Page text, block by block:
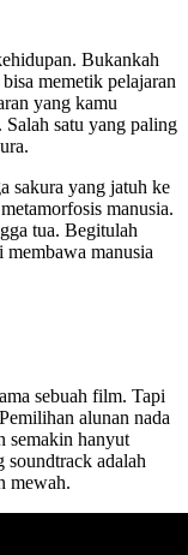
Bukankah
memetik pelajaran
yang kamu
satu yang paling
sakura yang jatuh ke
manusia.
tua. Begitulah
membawa manusia
sebuah film. Tapi
alunan nada
semakin hanyut
soundtrack adalah
mewah.